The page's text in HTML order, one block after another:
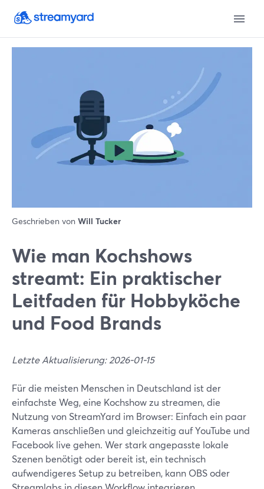
Geschrieben von Will Tucker
Wie man Kochshows
streamt: Ein praktischer
Leitfaden für Hobbyköche
und Food Brands
Letzte Aktualisierung: 2026-01-15
Für die meisten Menschen in Deutschland ist der
einfachste Weg, eine Kochshow zu streamen, die
Nutzung von StreamYard im Browser: Einfach ein paar
Kameras anschließen und gleichzeitig auf YouTube und
Facebook live gehen. Wer stark angepasste lokale
Szenen benötigt oder bereit ist, ein technisch
aufwendigeres Setup zu betreiben, kann OBS oder